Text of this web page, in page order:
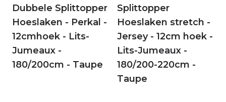
Dubbele Splittopper
Hoeslaken - Perkal -
12cmhoek - Lits-
Jumeaux -
180/200cm - Taupe
Splittopper
Hoeslaken stretch -
Jersey - 12cm hoek -
Lits-Jumeaux -
180/200-220cm -
Taupe